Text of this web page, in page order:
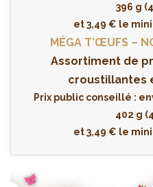
396 g
et 3,49 € le
MÉGA T’ŒUFS –
Assortiment de
croustillantes
Prix public conseillé :
402 g
et 3,49 € le